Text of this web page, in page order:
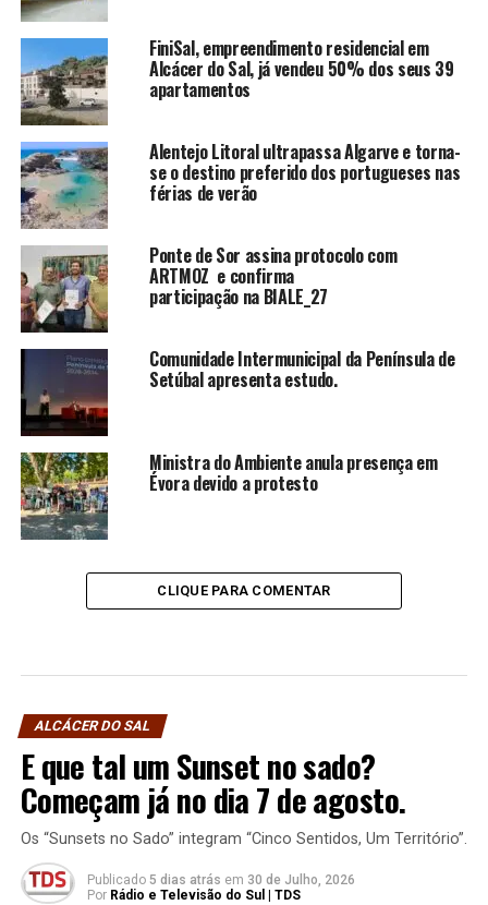
FiniSal, empreendimento residencial em
Alcácer do Sal, já vendeu 50% dos seus 39
apartamentos
Alentejo Litoral ultrapassa Algarve e torna-
se o destino preferido dos portugueses nas
férias de verão
Ponte de Sor assina protocolo com
ARTMOZ e confirma
participação na BIALE_27
Comunidade Intermunicipal da Península de
Setúbal apresenta estudo.
Ministra do Ambiente anula presença em
Évora devido a protesto
CLIQUE PARA COMENTAR
ALCÁCER DO SAL
E que tal um Sunset no sado?
Começam já no dia 7 de agosto.
Os “Sunsets no Sado” integram “Cinco Sentidos, Um Território”.
Publicado 5 dias atrás em 30 de Julho, 2026
Por Rádio e Televisão do Sul | TDS